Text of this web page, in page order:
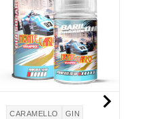
CARAMELLO GIN 